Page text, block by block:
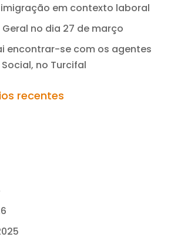
em contexto laboral
no dia 27 de março
encontrar-se com os agentes
no Turcifal
recentes